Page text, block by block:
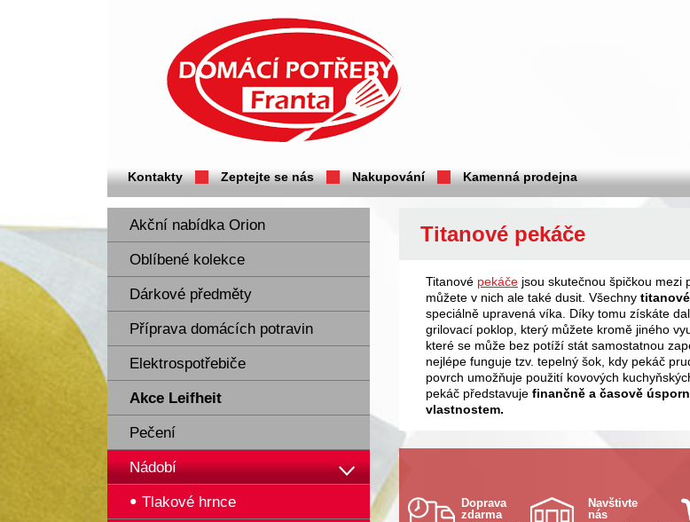
Kontakty Zeptejte se nás Nakupování Kamenná prodejna
Akční nabídka Orion
Oblíbené kolekce
Dárkové předměty
Příprava domácích potravin
Elektrospotřebiče
Akce Leifheit
Pečení
Nádobí
Tlakové hrnce
Titanové pekáče
Titanové pekáče jsou skutečnou špičkou mezi
můžete v nich ale také dusit. Všechny titanové
speciálně upravená víka. Díky tomu získáte
grilovací poklop, který můžete kromě jiného
které se může bez potíží stát samostatnou
nejlépe funguje tzv. tepelný šok, kdy pekáč
povrch umožňuje použití kovových
pekáč představuje finančně a časově
vlastnostem.
Doprava
zdarma
Navštivte
nás